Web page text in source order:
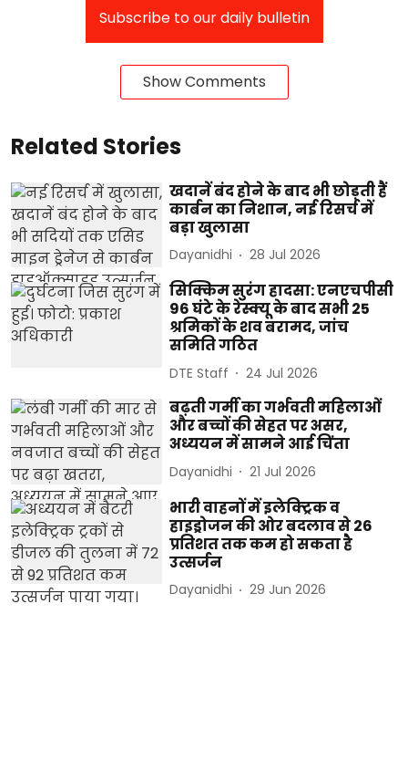
Subscribe to our daily bulletin
Show Comments
Related Stories
खदानें बंद होने के बाद भी छोड़ती हैं
कार्बन का निशान, नई रिसर्च में
बड़ा खुलासा
Dayanidhi 28 Jul 2026
सिक्किम सुरंग हादसा: एनएचपीसी
96 घंटे के रेस्क्यू के बाद सभी 25
श्रमिकों के शव बरामद, जांच
समिति गठित
DTE Staff 24 Jul 2026
बढ़ती गर्मी का गर्भवती महिलाओं
और बच्चों की सेहत पर असर,
अध्ययन में सामने आई चिंता
Dayanidhi 21 Jul 2026
भारी वाहनों में इलेक्ट्रिक व
हाइड्रोजन की ओर बदलाव से 26
प्रतिशत तक कम हो सकता है
उत्सर्जन
Dayanidhi 29 Jun 2026